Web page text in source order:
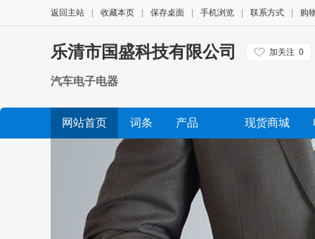
返回主站 收藏本页 保存桌面 手机浏览 联系方式 购
乐清市国盛科技有限公司 加关注 0
汽车电子电器
网站首页 词条 产品 现货商城
展会信息